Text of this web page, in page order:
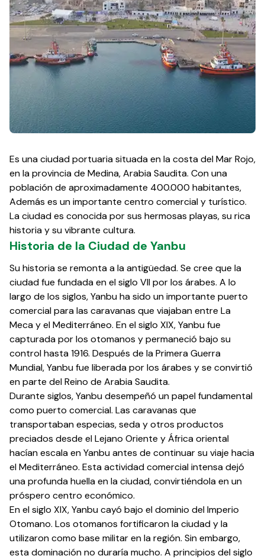
Es una ciudad portuaria situada en la costa del Mar Rojo,
en la provincia de Medina, Arabia Saudita. Con una
población de aproximadamente 400.000 habitantes,
Además es un importante centro comercial y turístico.
La ciudad es conocida por sus hermosas playas, su rica
historia y su vibrante cultura.
Historia de la Ciudad de Yanbu
Su historia se remonta a la antigüedad. Se cree que la
ciudad fue fundada en el siglo VII por los árabes. A lo
largo de los siglos, Yanbu ha sido un importante puerto
comercial para las caravanas que viajaban entre La
Meca y el Mediterráneo. En el siglo XIX, Yanbu fue
capturada por los otomanos y permaneció bajo su
control hasta 1916. Después de la Primera Guerra
Mundial, Yanbu fue liberada por los árabes y se convirtió
en parte del Reino de Arabia Saudita.
Durante siglos, Yanbu desempeñó un papel fundamental
como puerto comercial. Las caravanas que
transportaban especias, seda y otros productos
preciados desde el Lejano Oriente y África oriental
hacían escala en Yanbu antes de continuar su viaje hacia
el Mediterráneo. Esta actividad comercial intensa dejó
una profunda huella en la ciudad, convirtiéndola en un
próspero centro económico.
En el siglo XIX, Yanbu cayó bajo el dominio del Imperio
Otomano. Los otomanos fortificaron la ciudad y la
utilizaron como base militar en la región. Sin embargo,
esta dominación no duraría mucho. A principios del siglo